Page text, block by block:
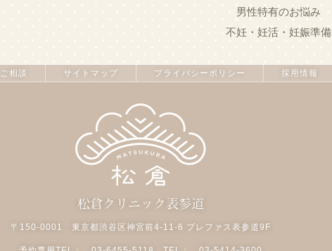
男性特有のお悩み
不妊・妊活・妊娠準備
ご相談 サイト マップ プライバシー ポリシー 採用 情報
松倉クリニック表参道
〒150-0001 東京都渋谷区神宮前4-11-6 プレファス表参道9F